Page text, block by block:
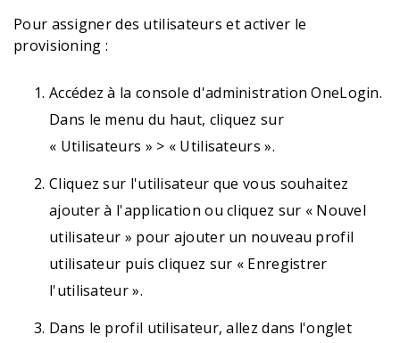
Pour assigner des utilisateurs et activer le
provisioning :
Accédez à la console d'administration OneLogin.
Dans le menu du haut, cliquez sur
« Utilisateurs » > « Utilisateurs ».
Cliquez sur l'utilisateur que vous souhaitez
ajouter à l'application ou cliquez sur « Nouvel
utilisateur » pour ajouter un nouveau profil
utilisateur puis cliquez sur « Enregistrer
l'utilisateur ».
Dans le profil utilisateur, allez dans l'onglet